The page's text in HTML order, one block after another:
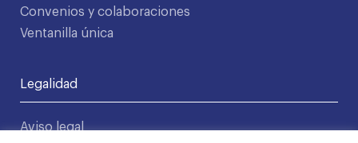
Convenios y colaboraciones
Ventanilla única
Legalidad
Aviso legal